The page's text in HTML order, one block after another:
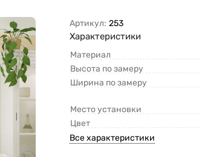
Артикул: 253
Характеристики
Материал
Высота по замеру
Ширина по замеру
Место установки
Цвет
Все характеристики